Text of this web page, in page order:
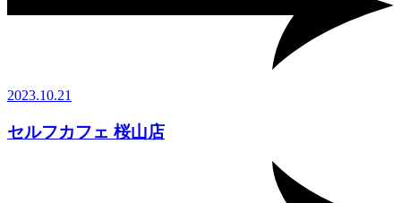
2023.10.21
セルフカフェ 桜山店